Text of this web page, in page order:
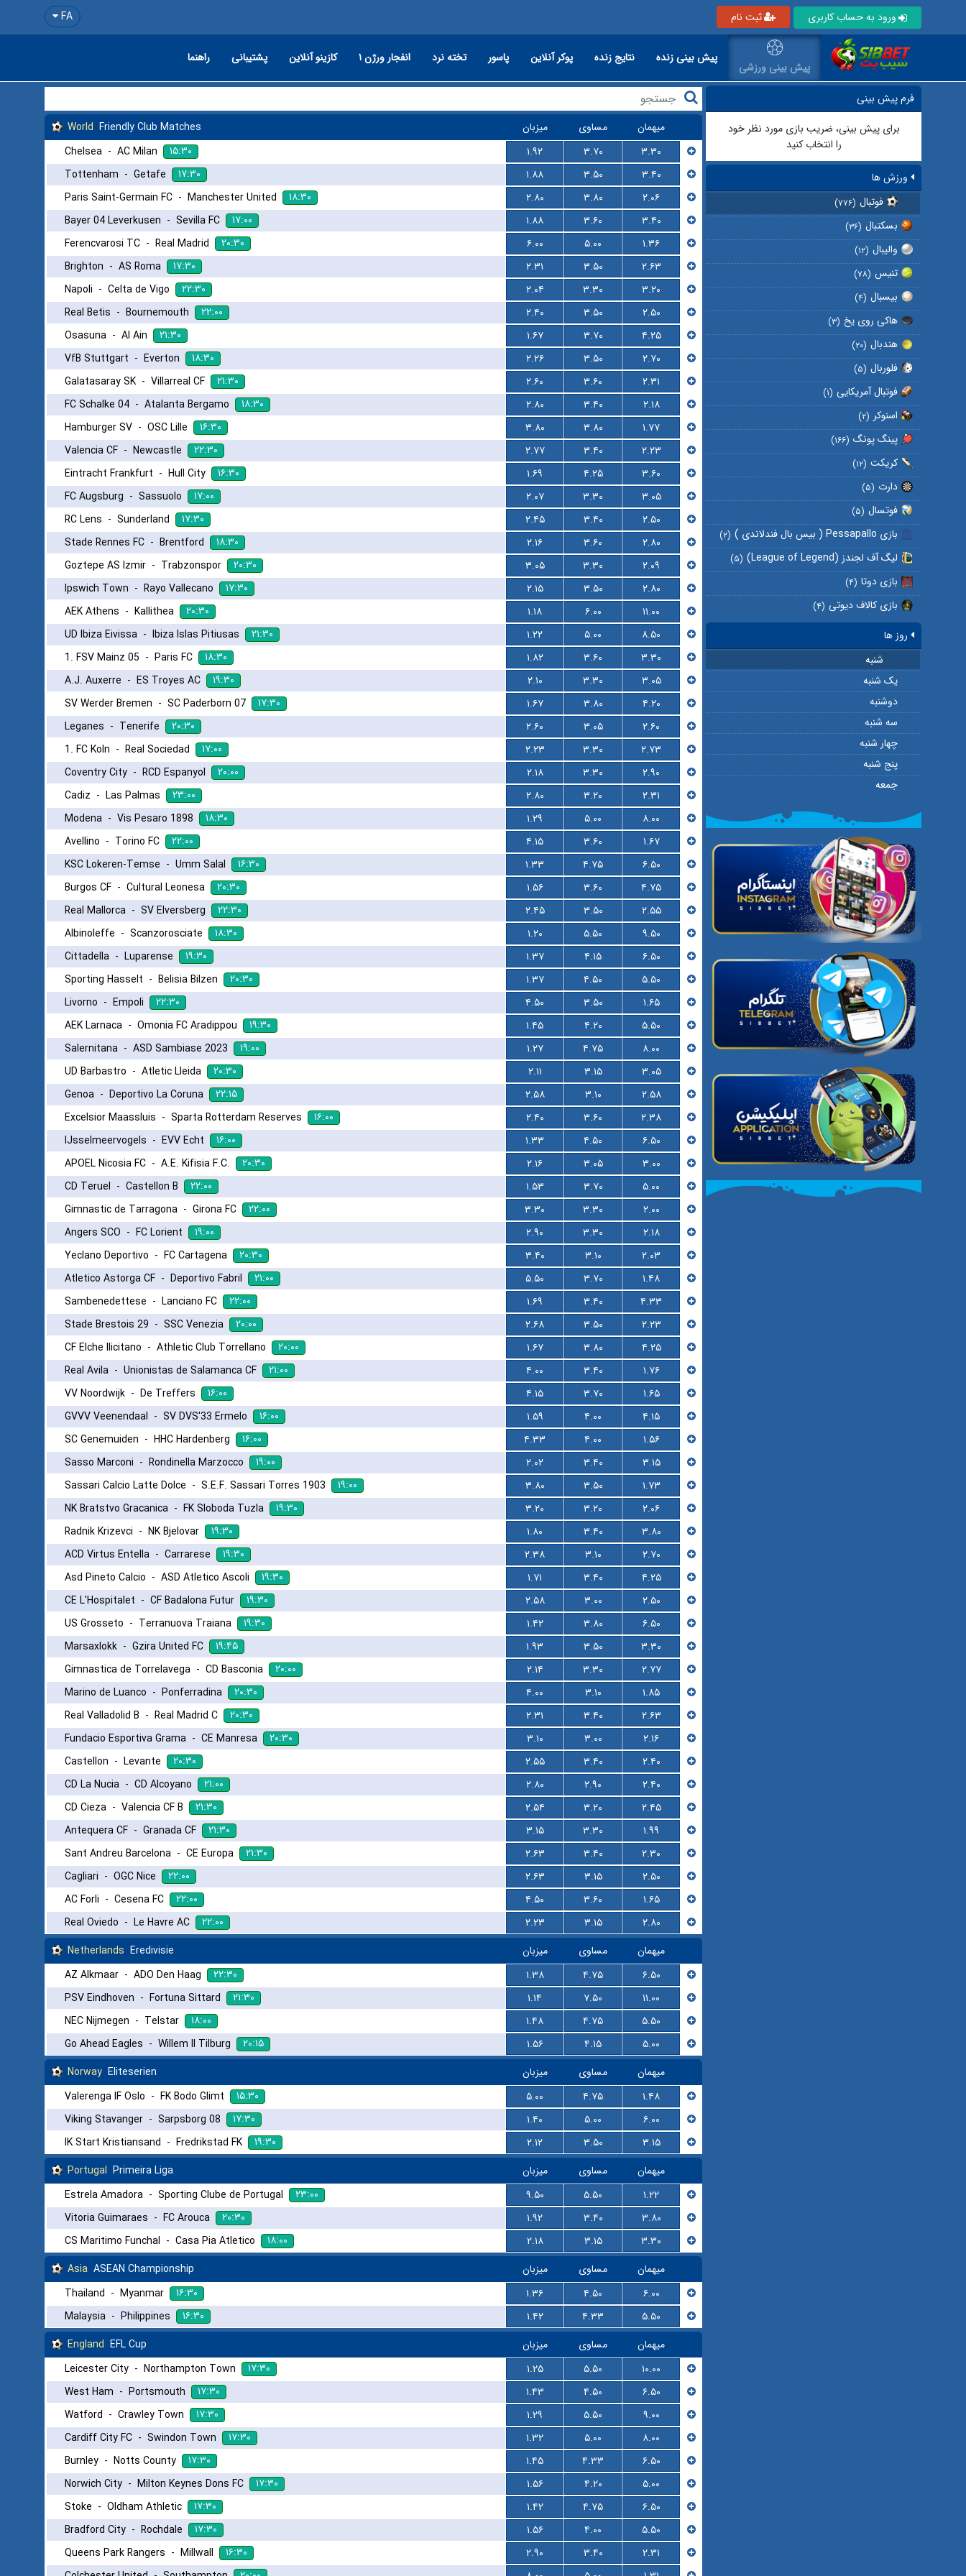
FA ورود به حساب کاربری ثبت نام
پیش بینی ورزشی
پیش بینی زنده نتایج زنده پوکر آنلاین پاسور تخته نرد انفجار ورژن ۱ کازینو آنلاین پشتیبانی راهنما
فرم پیش بینی
برای پیش بینی، ضریب بازی مورد نظر خود
را انتخاب کنید
ورزش ها
فوتبال (۷۷۶)
بسکتبال (۳۶)
والیبال (۱۲)
تنیس (۷۸)
بیسبال (۴)
هاکی روی یخ (۳)
هندبال (۲۰)
فلوربال (۵)
فوتبال آمریکایی (۱)
اسنوکر (۲)
پینگ پونگ (۱۶۶)
کریکت (۱۲)
دارت (۵)
فوتسال (۵)
بازی Pessapallo ( بیس بال فندلاندی ) (۲)
لیگ آف لجندز (League of Legend) (۵)
بازی دوتا (۴)
بازی کالاف دیوتی (۴)
روز ها
شنبه
یک شنبه
دوشنبه
سه شنبه
چهار شنبه
پنج شنبه
جمعه
World Friendly Club Matches میزبان مساوی
میهمان
Chelsea - AC Milan ۱۵:۳۰ ۱.۹۲ ۳.۷۰
۳.۳۰
Tottenham - Getafe ۱۷:۳۰ ۱.۸۸ ۳.۵۰
۳.۴۰
Paris Saint-Germain FC - Manchester United ۱۸:۳۰ ۲.۸۰ ۳.۸۰
۲.۰۶
Bayer 04 Leverkusen - Sevilla FC ۱۷:۰۰ ۱.۸۸ ۳.۶۰
۳.۴۰
Ferencvarosi TC - Real Madrid ۲۰:۳۰ ۶.۰۰ ۵.۰۰
۱.۳۶
Brighton - AS Roma ۱۷:۳۰ ۲.۳۱ ۳.۵۰
۲.۶۳
Napoli - Celta de Vigo ۲۲:۳۰ ۲.۰۴ ۳.۳۰
۳.۲۰
Real Betis - Bournemouth ۲۲:۰۰ ۲.۴۰ ۳.۵۰
۲.۵۰
Osasuna - Al Ain ۲۱:۳۰ ۱.۶۷ ۳.۷۰
۴.۲۵
VfB Stuttgart - Everton ۱۸:۳۰ ۲.۲۶ ۳.۵۰
۲.۷۰
Galatasaray SK - Villarreal CF ۲۱:۳۰ ۲.۶۰ ۳.۶۰
۲.۳۱
FC Schalke 04 - Atalanta Bergamo ۱۸:۳۰ ۲.۸۰ ۳.۴۰
۲.۱۸
Hamburger SV - OSC Lille ۱۶:۳۰ ۳.۸۰ ۳.۸۰
۱.۷۷
Valencia CF - Newcastle ۲۲:۳۰ ۲.۷۷ ۳.۴۰
۲.۲۳
Eintracht Frankfurt - Hull City ۱۶:۳۰ ۱.۶۹ ۴.۲۵
۳.۶۰
FC Augsburg - Sassuolo ۱۷:۰۰ ۲.۰۷ ۳.۳۰
۳.۰۵
RC Lens - Sunderland ۱۷:۳۰ ۲.۴۵ ۳.۴۰
۲.۵۰
Stade Rennes FC - Brentford ۱۸:۳۰ ۲.۱۶ ۳.۶۰
۲.۸۰
Goztepe AS Izmir - Trabzonspor ۲۰:۳۰ ۳.۰۵ ۳.۳۰
۲.۰۹
Ipswich Town - Rayo Vallecano ۱۷:۳۰ ۲.۱۵ ۳.۵۰
۲.۸۰
AEK Athens - Kallithea ۲۰:۳۰ ۱.۱۸ ۶.۰۰
۱۱.۰۰
UD Ibiza Eivissa - Ibiza Islas Pitiusas ۲۱:۳۰ ۱.۲۲ ۵.۰۰
۸.۵۰
1. FSV Mainz 05 - Paris FC ۱۸:۳۰ ۱.۸۲ ۳.۶۰
۳.۳۰
A.J. Auxerre - ES Troyes AC ۱۹:۳۰ ۲.۱۰ ۳.۳۰
۳.۰۵
SV Werder Bremen - SC Paderborn 07 ۱۷:۳۰ ۱.۶۷ ۳.۸۰
۴.۲۰
Leganes - Tenerife ۲۰:۳۰ ۲.۶۰ ۳.۰۵
۲.۶۰
1. FC Koln - Real Sociedad ۱۷:۰۰ ۲.۲۳ ۳.۳۰
۲.۷۳
Coventry City - RCD Espanyol ۲۰:۰۰ ۲.۱۸ ۳.۳۰
۲.۹۰
Cadiz - Las Palmas ۲۳:۰۰ ۲.۸۰ ۳.۲۰
۲.۳۱
Modena - Vis Pesaro 1898 ۱۸:۳۰ ۱.۲۹ ۵.۰۰
۸.۰۰
Avellino - Torino FC ۲۲:۰۰ ۴.۱۵ ۳.۶۰
۱.۶۷
KSC Lokeren-Temse - Umm Salal ۱۶:۳۰ ۱.۳۳ ۴.۷۵
۶.۵۰
Burgos CF - Cultural Leonesa ۲۰:۳۰ ۱.۵۶ ۳.۶۰
۴.۷۵
Real Mallorca - SV Elversberg ۲۲:۳۰ ۲.۴۵ ۳.۵۰
۲.۵۵
Albinoleffe - Scanzorosciate ۱۸:۳۰ ۱.۲۰ ۵.۵۰
۹.۵۰
Cittadella - Luparense ۱۹:۳۰ ۱.۳۷ ۴.۱۵
۶.۵۰
Sporting Hasselt - Belisia Bilzen ۲۰:۳۰ ۱.۳۷ ۴.۵۰
۵.۵۰
Livorno - Empoli ۲۲:۳۰ ۴.۵۰ ۳.۵۰
۱.۶۵
AEK Larnaca - Omonia FC Aradippou ۱۹:۳۰ ۱.۴۵ ۴.۲۰
۵.۵۰
Salernitana - ASD Sambiase 2023 ۱۹:۰۰ ۱.۲۷ ۴.۷۵
۸.۰۰
UD Barbastro - Atletic Lleida ۲۰:۳۰ ۲.۱۱ ۳.۱۵
۳.۰۵
Genoa - Deportivo La Coruna ۲۲:۱۵ ۲.۵۸ ۳.۱۰
۲.۵۸
Excelsior Maassluis - Sparta Rotterdam Reserves ۱۶:۰۰ ۲.۴۰ ۳.۶۰
۲.۳۸
IJsselmeervogels - EVV Echt ۱۶:۰۰ ۱.۳۳ ۴.۵۰
۶.۵۰
APOEL Nicosia FC - A.E. Kifisia F.C. ۲۰:۳۰ ۲.۱۶ ۳.۰۵
۳.۰۰
CD Teruel - Castellon B ۲۲:۰۰ ۱.۵۳ ۳.۷۰
۵.۰۰
Gimnastic de Tarragona - Girona FC ۲۲:۰۰ ۳.۳۰ ۳.۳۰
۲.۰۰
Angers SCO - FC Lorient ۱۹:۰۰ ۲.۹۰ ۳.۳۰
۲.۱۸
Yeclano Deportivo - FC Cartagena ۲۰:۳۰ ۳.۴۰ ۳.۱۰
۲.۰۳
Atletico Astorga CF - Deportivo Fabril ۲۱:۰۰ ۵.۵۰ ۳.۷۰
۱.۴۸
Sambenedettese - Lanciano FC ۲۲:۰۰ ۱.۶۹ ۳.۴۰
۴.۳۳
Stade Brestois 29 - SSC Venezia ۲۰:۰۰ ۲.۶۸ ۳.۵۰
۲.۲۳
CF Elche Ilicitano - Athletic Club Torrellano ۲۰:۰۰ ۱.۶۷ ۳.۸۰
۴.۲۵
Real Avila - Unionistas de Salamanca CF ۲۱:۰۰ ۴.۰۰ ۳.۴۰
۱.۷۶
VV Noordwijk - De Treffers ۱۶:۰۰ ۴.۱۵ ۳.۷۰
۱.۶۵
GVVV Veenendaal - SV DVS'33 Ermelo ۱۶:۰۰ ۱.۵۹ ۴.۰۰
۴.۱۵
SC Genemuiden - HHC Hardenberg ۱۶:۰۰ ۴.۳۳ ۴.۰۰
۱.۵۶
Sasso Marconi - Rondinella Marzocco ۱۹:۰۰ ۲.۰۲ ۳.۴۰
۳.۱۵
Sassari Calcio Latte Dolce - S.E.F. Sassari Torres 1903 ۱۹:۰۰ ۳.۸۰ ۳.۵۰
۱.۷۳
NK Bratstvo Gracanica - FK Sloboda Tuzla ۱۹:۳۰ ۳.۲۰ ۳.۲۰
۲.۰۶
Radnik Krizevci - NK Bjelovar ۱۹:۳۰ ۱.۸۰ ۳.۴۰
۳.۸۰
ACD Virtus Entella - Carrarese ۱۹:۳۰ ۲.۳۸ ۳.۱۰
۲.۷۰
Asd Pineto Calcio - ASD Atletico Ascoli ۱۹:۳۰ ۱.۷۱ ۳.۴۰
۴.۲۵
CE L'Hospitalet - CF Badalona Futur ۱۹:۳۰ ۲.۵۸ ۳.۰۰
۲.۵۰
US Grosseto - Terranuova Traiana ۱۹:۳۰ ۱.۴۲ ۳.۸۰
۶.۵۰
Marsaxlokk - Gzira United FC ۱۹:۴۵ ۱.۹۳ ۳.۵۰
۳.۳۰
Gimnastica de Torrelavega - CD Basconia ۲۰:۰۰ ۲.۱۴ ۳.۳۰
۲.۷۷
Marino de Luanco - Ponferradina ۲۰:۳۰ ۴.۰۰ ۳.۱۰
۱.۸۵
Real Valladolid B - Real Madrid C ۲۰:۳۰ ۲.۳۱ ۳.۴۰
۲.۶۳
Fundacio Esportiva Grama - CE Manresa ۲۰:۳۰ ۳.۱۰ ۳.۰۰
۲.۱۶
Castellon - Levante ۲۰:۳۰ ۲.۵۵ ۳.۴۰
۲.۴۰
CD La Nucia - CD Alcoyano ۲۱:۰۰ ۲.۸۰ ۲.۹۰
۲.۴۰
CD Cieza - Valencia CF B ۲۱:۳۰ ۲.۵۴ ۳.۲۰
۲.۴۵
Antequera CF - Granada CF ۲۱:۳۰ ۳.۱۵ ۳.۳۰
۱.۹۹
Sant Andreu Barcelona - CE Europa ۲۱:۳۰ ۲.۶۳ ۳.۴۰
۲.۳۰
Cagliari - OGC Nice ۲۲:۰۰ ۲.۶۳ ۳.۱۵
۲.۵۰
AC Forli - Cesena FC ۲۲:۰۰ ۴.۵۰ ۳.۶۰
۱.۶۵
Real Oviedo - Le Havre AC ۲۲:۰۰ ۲.۲۳ ۳.۱۵
۲.۸۰
Netherlands Eredivisie میزبان مساوی
میهمان
AZ Alkmaar - ADO Den Haag ۲۲:۳۰ ۱.۳۸ ۴.۷۵
۶.۵۰
PSV Eindhoven - Fortuna Sittard ۲۱:۳۰ ۱.۱۴ ۷.۵۰
۱۱.۰۰
NEC Nijmegen - Telstar ۱۸:۰۰ ۱.۴۸ ۴.۷۵
۵.۵۰
Go Ahead Eagles - Willem II Tilburg ۲۰:۱۵ ۱.۵۶ ۴.۱۵
۵.۰۰
Norway Eliteserien میزبان مساوی
میهمان
Valerenga IF Oslo - FK Bodo Glimt ۱۵:۳۰ ۵.۰۰ ۴.۷۵
۱.۴۸
Viking Stavanger - Sarpsborg 08 ۱۷:۳۰ ۱.۴۰ ۵.۰۰
۶.۰۰
IK Start Kristiansand - Fredrikstad FK ۱۹:۳۰ ۲.۱۲ ۳.۵۰
۳.۱۵
Portugal Primeira Liga میزبان مساوی
میهمان
Estrela Amadora - Sporting Clube de Portugal ۲۳:۰۰ ۹.۵۰ ۵.۵۰
۱.۲۲
Vitoria Guimaraes - FC Arouca ۲۰:۳۰ ۱.۹۲ ۳.۴۰
۳.۸۰
CS Maritimo Funchal - Casa Pia Atletico ۱۸:۰۰ ۲.۱۸ ۳.۱۵
۳.۳۰
Asia ASEAN Championship میزبان مساوی
میهمان
Thailand - Myanmar ۱۶:۳۰ ۱.۳۶ ۴.۵۰
۶.۰۰
Malaysia - Philippines ۱۶:۳۰ ۱.۴۲ ۴.۳۳
۵.۵۰
England EFL Cup میزبان مساوی
میهمان
Leicester City - Northampton Town ۱۷:۳۰ ۱.۲۵ ۵.۵۰
۱۰.۰۰
West Ham - Portsmouth ۱۷:۳۰ ۱.۴۳ ۴.۵۰
۶.۵۰
Watford - Crawley Town ۱۷:۳۰ ۱.۲۹ ۵.۵۰
۹.۰۰
Cardiff City FC - Swindon Town ۱۷:۳۰ ۱.۳۲ ۵.۰۰
۸.۰۰
Burnley - Notts County ۱۷:۳۰ ۱.۴۵ ۴.۳۳
۶.۵۰
Norwich City - Milton Keynes Dons FC ۱۷:۳۰ ۱.۵۶ ۴.۲۰
۵.۰۰
Stoke - Oldham Athletic ۱۷:۳۰ ۱.۴۲ ۴.۷۵
۶.۵۰
Bradford City - Rochdale ۱۷:۳۰ ۱.۵۶ ۴.۰۰
۵.۵۰
Queens Park Rangers - Millwall ۱۶:۳۰ ۲.۹۰ ۳.۴۰
۲.۳۱